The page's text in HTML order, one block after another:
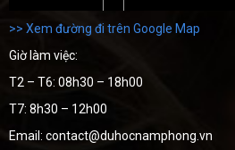
>> Xem đường đi trên Google Map
Giờ làm việc:
T2 – T6: 08h30 – 18h00
T7: 8h30 – 12h00
Email: contact@duhocnamphong.vn